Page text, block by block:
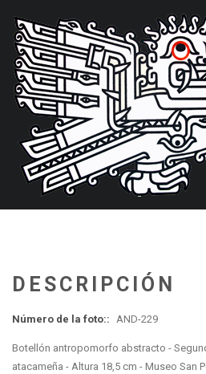
DESCRIPCIÓN
Número de la foto:: AND-229
Botellón antropomorfo abstracto -
atacameña - Altura 18,5 cm - Museo San